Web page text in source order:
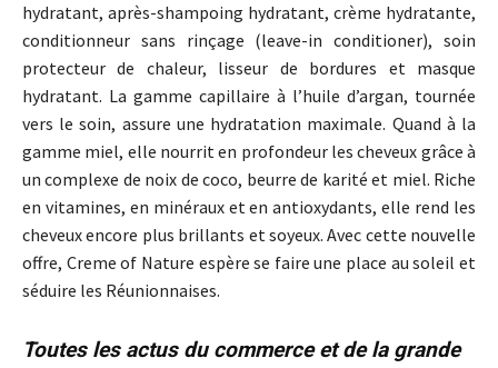
hydratant, après-shampoing hydratant, crème hydratante,
conditionneur sans rinçage (leave-in conditioner), soin
protecteur de chaleur, lisseur de bordures et masque
hydratant. La gamme capillaire à l’huile d’argan, tournée
vers le soin, assure une hydratation maximale. Quand à la
gamme miel, elle nourrit en profondeur les cheveux grâce à
un complexe de noix de coco, beurre de karité et miel. Riche
en vitamines, en minéraux et en antioxydants, elle rend les
cheveux encore plus brillants et soyeux. Avec cette nouvelle
offre, Creme of Nature espère se faire une place au soleil et
séduire les Réunionnaises.
Toutes les actus du commerce et de la grande